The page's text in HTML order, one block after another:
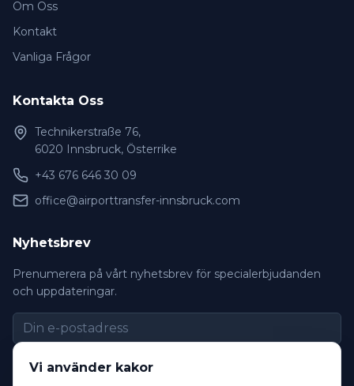
Om Oss
Kontakt
Vanliga Frågor
Kontakta Oss
Technikerstraße 76,
6020 Innsbruck, Österrike
+43 676 646 30 09
office@airporttransfer-innsbruck.com
Nyhetsbrev
Prenumerera på vårt nyhetsbrev för specialerbjudanden
och uppdateringar.
Prenumerera
Vi använder kakor